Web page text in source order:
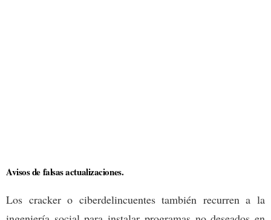
Avisos de falsas actualizaciones.
Los cracker o ciberdelincuentes también recurren a la